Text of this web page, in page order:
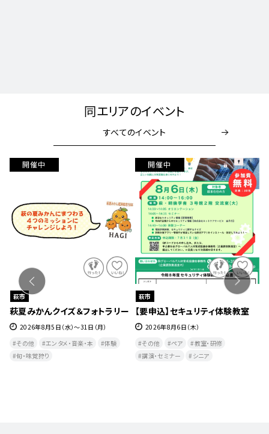
同エリアのイベント
すべてのイベント
開催中
萩市
萩夏みかんクイズ＆フォトラリー
2026年8月5日（水）～31日（月）
その他
エンタメ・音楽・本
体験
旬・味覚狩り
開催中
萩市
【要申込】セキュリティ体験教室
2026年8月6日（木）
その他
ペア
教室・研修
講演・セミナー
シニア